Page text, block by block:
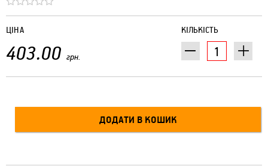
КІЛЬКІСТЬ
ЦІНА
403.00 грн.